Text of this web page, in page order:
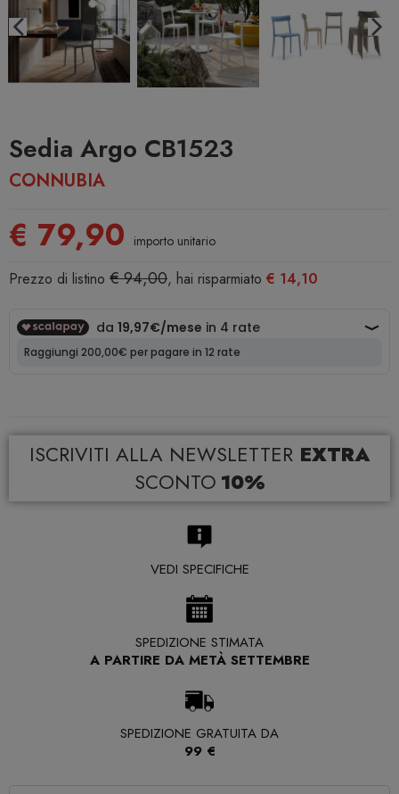
Sedia Argo CB1523
CONNUBIA
€ 79,90 importo unitario
Prezzo di listino € 94,00, hai risparmiato € 14,10
ISCRIVITI ALLA NEWSLETTER EXTRA
SCONTO 10%
VEDI SPECIFICHE
SPEDIZIONE STIMATA
A PARTIRE DA METÀ SETTEMBRE
SPEDIZIONE GRATUITA DA
99 €